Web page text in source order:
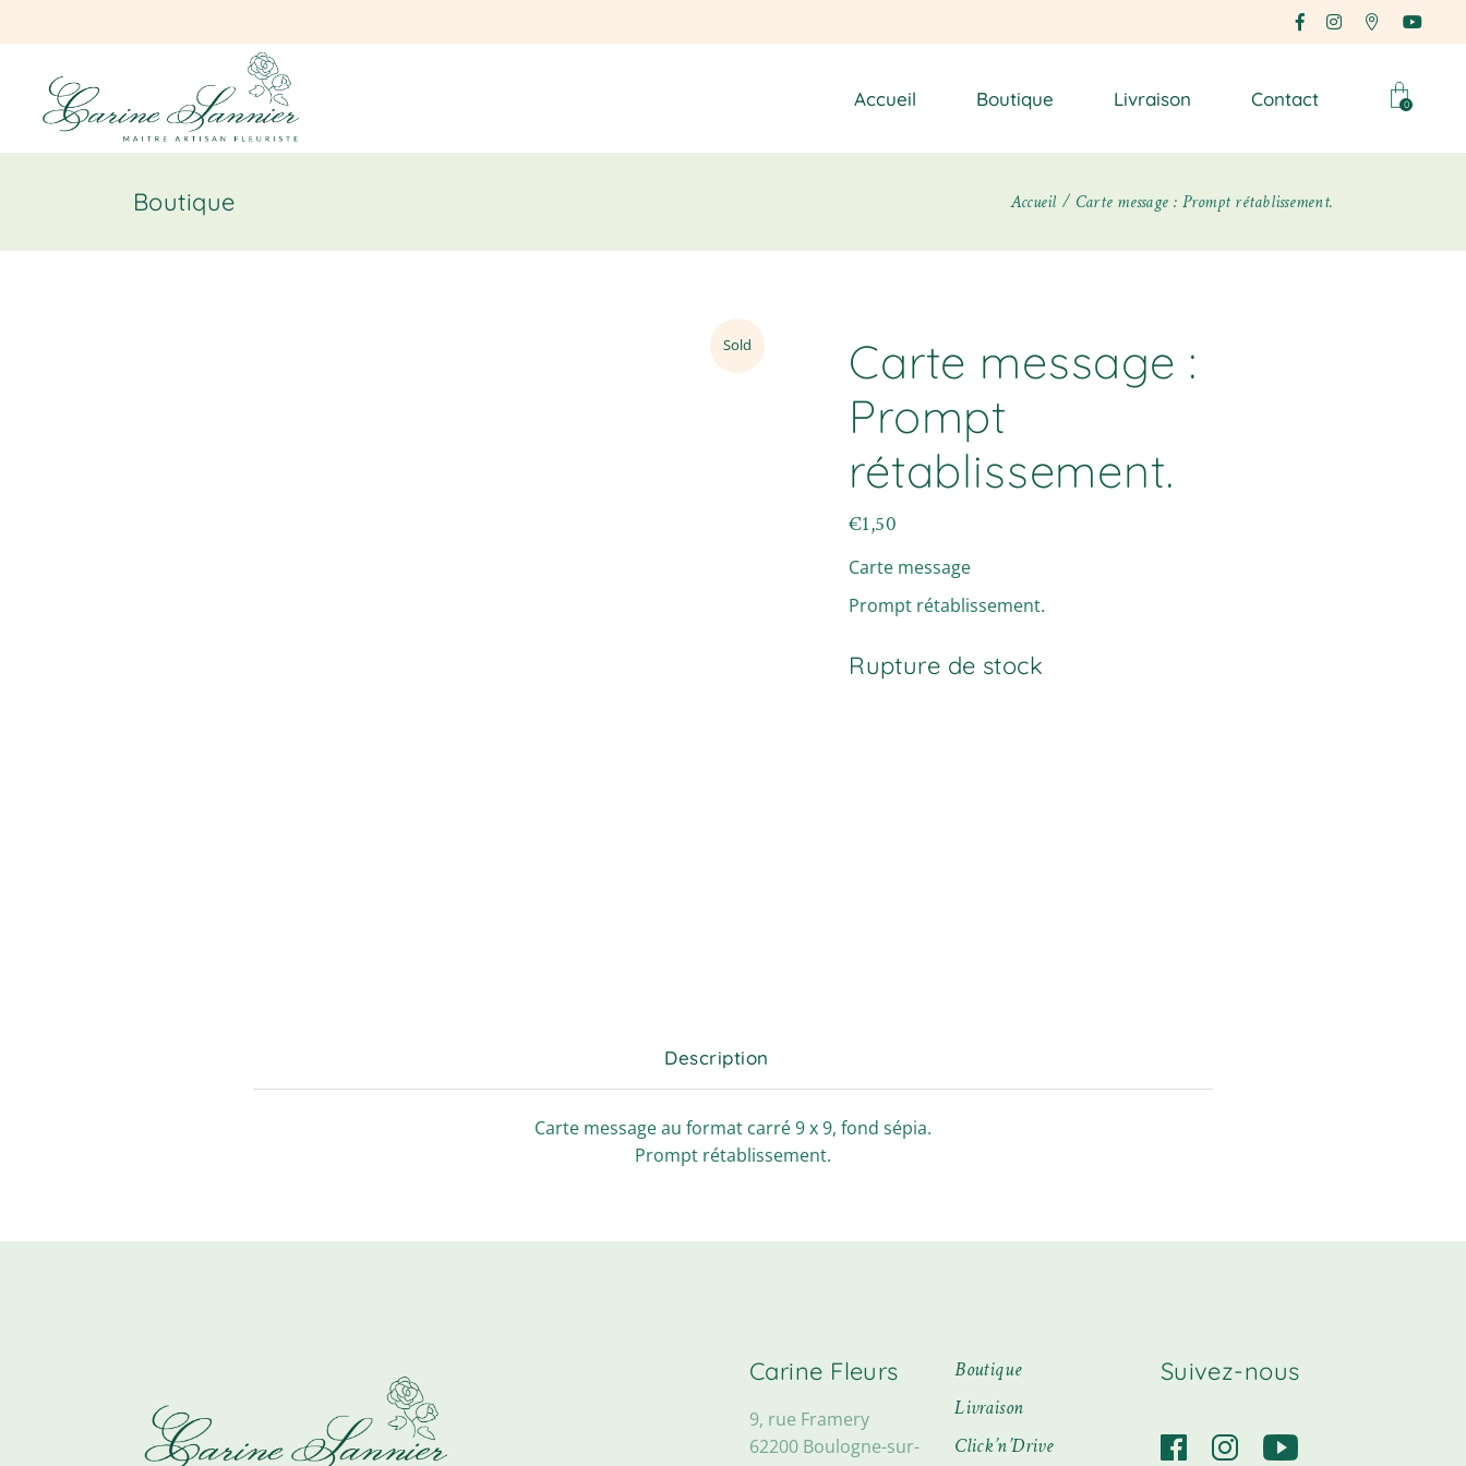
Accueil Boutique Livraison Contact 0
Boutique Accueil Carte message : Prompt rétablissement.
Sold
Carte message :
Prompt
rétablissement.
€1,50
Carte message
Prompt rétablissement.
Rupture de stock
Description
Carte message au format carré 9 x 9, fond sépia.
Prompt rétablissement.
Carine Fleurs
9, rue Framery
62200 Boulogne-sur-
Boutique
Livraison
Click’n’Drive
Suivez-nous